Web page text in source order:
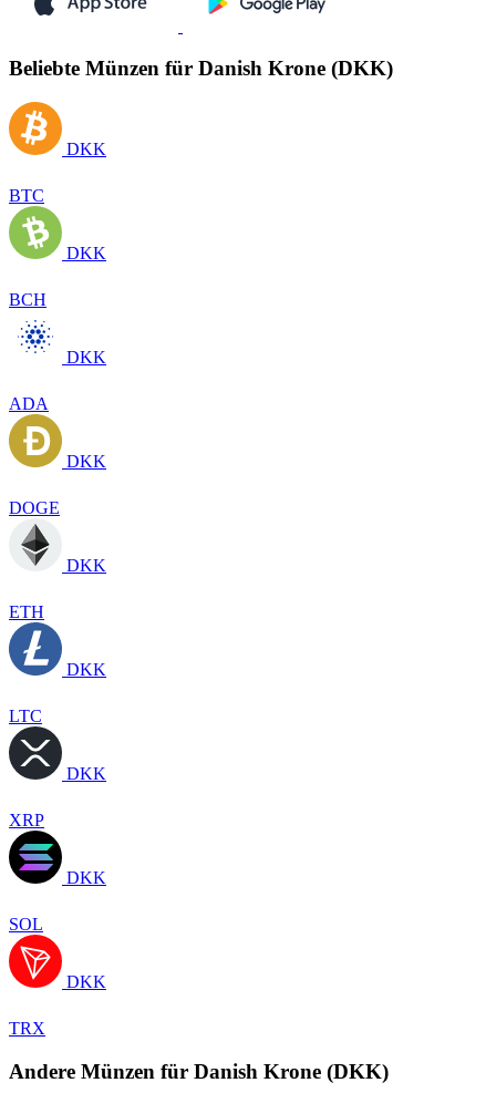
Beliebte Münzen für Danish Krone (DKK)
DKK
BTC
DKK
BCH
DKK
ADA
DKK
DOGE
DKK
ETH
DKK
LTC
DKK
XRP
DKK
SOL
DKK
TRX
Andere Münzen für Danish Krone (DKK)